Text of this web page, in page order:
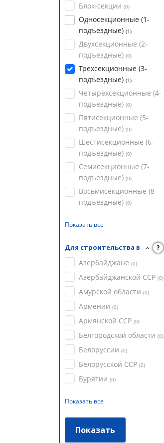
Блок-секции (0)
Односекционные (1-
подъездные) (1)
Двухсекционные (2-
подъездные) (0)
Трехсекционные (3-
подъездные) (1)
Четырехсекционные (4-
подъездные) (0)
Пятисекционные (5-
подъездные) (0)
Шестисекционные (6-
подъездные) (0)
Семисекционные (7-
подъездные) (0)
Восьмисекционные (8-
подъездные) (0)
Показать все
Для строительства в ?
Азербайджане (0)
Азербайджанской ССР (0)
Амурской области (0)
Армении (0)
Армянской ССР (0)
Белгородской области (0)
Белоруссии (0)
Белорусской ССР (0)
Бурятии (0)
Показать все